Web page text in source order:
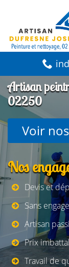
Artisan
02250
Voir
Nos
Devis et
Sans
Artisan
Prix
Travail de